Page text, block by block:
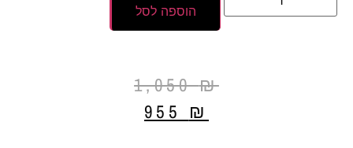
הוספה לסל
1,050₪
955 ₪